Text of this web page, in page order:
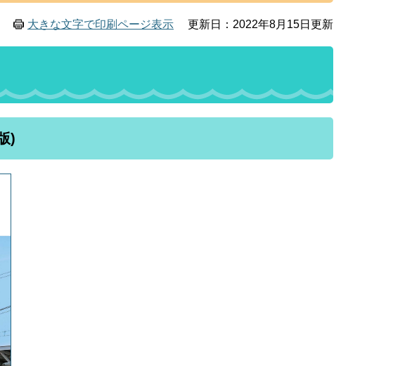
大きな文字で印刷ページ表示 更新日：2022年8月15日更新
)